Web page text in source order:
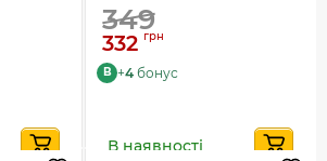
349
332 грн
B +4 бонус
В наявності